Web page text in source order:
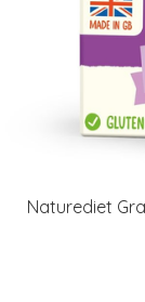
Naturediet